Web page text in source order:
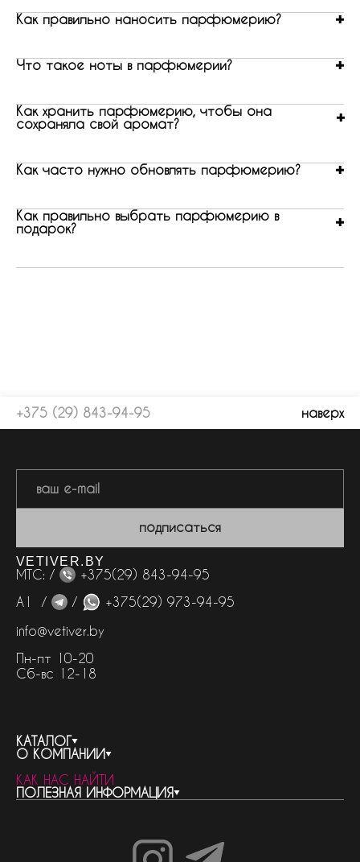
Как правильно наносить парфюмерию?
Что такое ноты в парфюмерии?
Как хранить парфюмерию, чтобы она
сохраняла свой аромат?
Как часто нужно обновлять парфюмерию?
Как правильно выбрать парфюмерию в
подарок?
+375 (29) 843-94-95 наверх
подписаться
VETIVER.BY
МТС: /
+375(29) 843-94-95
А1 /
/
+375(29) 973-94-95
info@vetiver.by
Пн-пт 10-20
Сб-вс 12-18
КАТАЛОГ
весь каталог
бренды
женская парфюмерия
мужская парфюмерия
унисекс парфюмерия
О КОМПАНИИ
контакты
о компании
доставка и оплата
КАК НАС НАЙТИ
ПОЛЕЗНАЯ ИНФОРМАЦИЯ
как совершить покупку